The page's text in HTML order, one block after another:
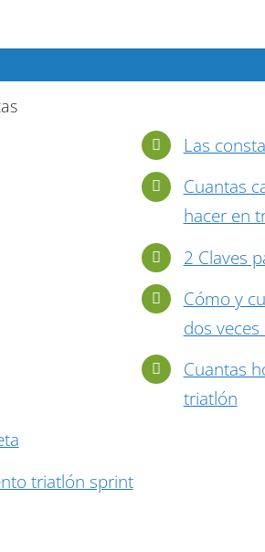
Las
Cuantas
hacer en
2 Claves
Cómo y
dos veces
Cuantas
triatlón
triatlón sprint